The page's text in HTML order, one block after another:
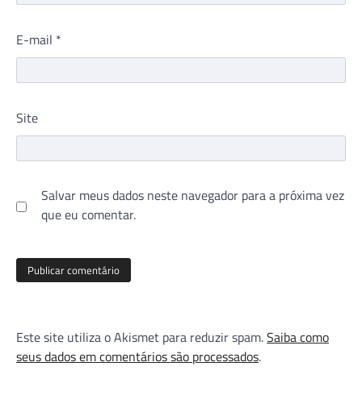
E-mail *
Site
Salvar meus dados neste navegador para a próxima vez
que eu comentar.
Este site utiliza o Akismet para reduzir spam.Saiba como
seus dados em comentários são processados.